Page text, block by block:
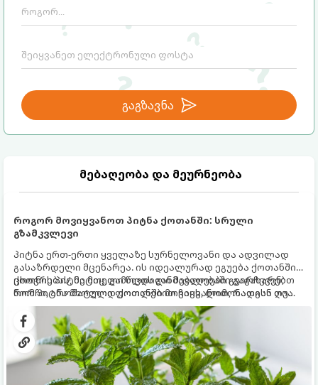
გაგზავნა
მებაღეობა და მეურნეობა
როგორ მოვიყვანოთ პიტნა ქოთანში: სრული
გზამკვლევი
პიტნა ერთ-ერთი ყველაზე სურნელოვანი და ადვილად
გასაზრდელი მცენარეა. ის იდეალურად ეგუება ქოთანში
ცხოვრებას, მეტიც, გამოცდილი მებაღეები გვირჩევენ,
რომ პიტნა მხოლოდ ქოთანში მოვიყვანოთ, რადგან ღია
გრუნტში (ბაღში) დარგვისას ის ფესვებით ძალიან
სწრაფად ვრცელდება და სხვა მცენარეებს ავიწროებს.
ქოთნის პიტნა მთელი წლის განმავლობაში გაგახარებთ
ნორჩი, არომატული ფოთლებით ჩაის, ლიმონათისა თუ
კერძებისთვის.